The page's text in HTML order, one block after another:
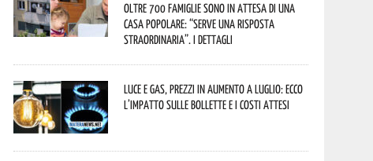
oltre 700 famiglie sono in attesa di una
casa popolare: “serve una risposta
straordinaria”. I dettagli
Luce e gas, prezzi in aumento a luglio: ecco
l’impatto sulle bollette e i costi attesi